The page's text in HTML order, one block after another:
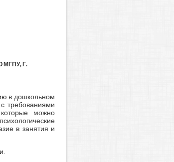
Г.
в дошкольном
требованиями
можно
в занятия и